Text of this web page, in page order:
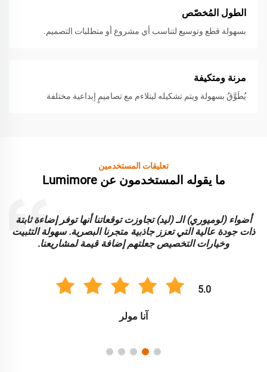
الطول المُخصّص
بسهولة قطع وتوسيع لتناسب أي مشروع أو متطلبات التصميم.
مرنة ومتكيفة
يُطَوَّقُ بسهولة ويتم تشكيله ليتلاءم مع تصاميمٍ إبداعية مختلفة
تعليقات المستخدمين
ما يقوله المستخدمون عن Lumimore
أضواء (لوميوري) الـ (ليد) تجاوزت توقعاتنا أنها توفر إضاءة ثابتة
ذات جودة عالية التي تعزز جاذبية متجرنا البصرية. سهولة التثبيت
وخيارات التخصيص جعلتهم إضافة قيمة لمشاريعنا.
5.0
آنا مولر